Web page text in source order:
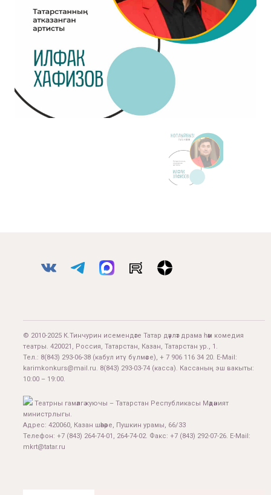
© 2010-2025 К.Тинчурин исемендәге Татар дәүләт драма һәм комедия
театры. 420021, Россия, Татарстан, Казан, Татарстан ур., 1.
Тел.: 8(843) 293-06-38 (кабул итү бүлмәсе), + 7 906 116 34 20. E-Mail:
karimkonkurs@mail.ru. 8(843) 293-03-74 (касса). Кассаның эш вакыты:
10:00 – 19:00.
Театрны гамәлгә куючы – Татарстан Республикасы Мәдәният
министрлыгы.
Адрес: 420060, Казан шәһәре, Пушкин урамы, 66/33
Телефон: +7 (843) 264-74-01, 264-74-02. Факс: +7 (843) 292-07-26. E-Mail:
mkrt@tatar.ru